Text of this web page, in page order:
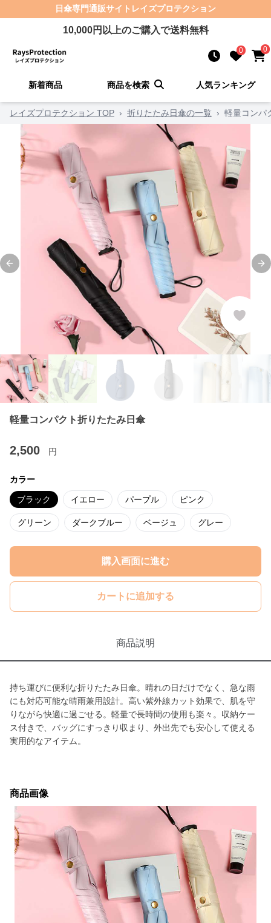
日傘専門通販サイト レイズプロテクション
10,000円以上のご購入で送料無料
0 0
新着商品 商品を検索 人気ランキング
レイズプロテクション TOP › 折りたたみ日傘の一覧 › 軽量コンパ
Previous slide
軽量コンパクト折りたたみ日傘
2,500 円
カラー
ブラック イエロー パープル ピンク
グリーン ダークブルー ベージュ グレー
購入画面に進む
カートに追加する
商品説明
持ち運びに便利な折りたたみ日傘。晴れの日だけでなく、急な雨
にも対応可能な晴雨兼用設計。高い紫外線カット効果で、肌を守
りながら快適に過ごせる。軽量で長時間の使用も楽々。収納ケー
ス付きで、バッグにすっきり収まり、外出先でも安心して使える
実用的なアイテム。
商品画像